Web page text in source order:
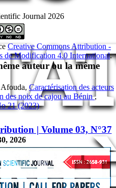
Journal 2026
Creative Commons Attribution -
de Modification 4.0 International.
auteur ou la même
Caractérisation des acteurs
des noix de cajou au Bénin,
21 (2023)
| Volume 03, N°37
2026